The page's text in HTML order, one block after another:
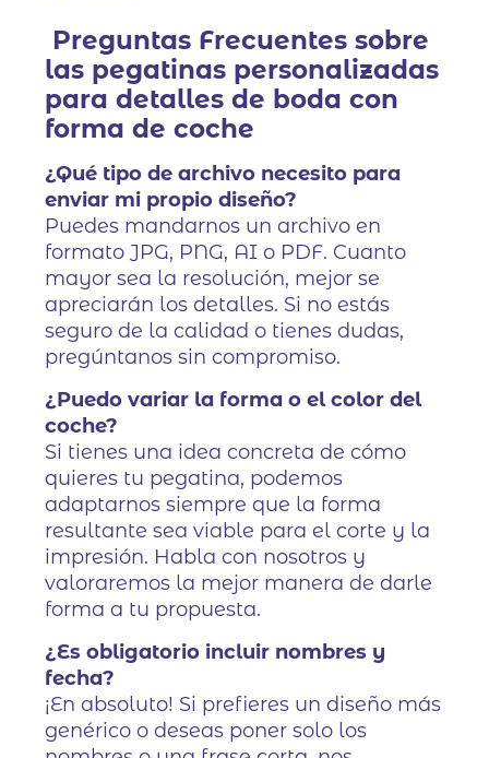
Preguntas Frecuentes sobre
las pegatinas personalizadas
para detalles de boda con
forma de coche
¿Qué tipo de archivo necesito para
enviar mi propio diseño?
Puedes mandarnos un archivo en
formato JPG, PNG, AI o PDF. Cuanto
mayor sea la resolución, mejor se
apreciarán los detalles. Si no estás
seguro de la calidad o tienes dudas,
pregúntanos sin compromiso.
¿Puedo variar la forma o el color del
coche?
Si tienes una idea concreta de cómo
quieres tu pegatina, podemos
adaptarnos siempre que la forma
resultante sea viable para el corte y la
impresión. Habla con nosotros y
valoraremos la mejor manera de darle
forma a tu propuesta.
¿Es obligatorio incluir nombres y
fecha?
¡En absoluto! Si prefieres un diseño más
genérico o deseas poner solo los